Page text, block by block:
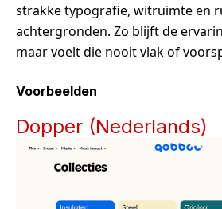
strakke typografie, witruimte en
achtergronden. Zo blijft de
maar voelt die nooit vlak of
Voorbeelden
Dopper (Nederlands)